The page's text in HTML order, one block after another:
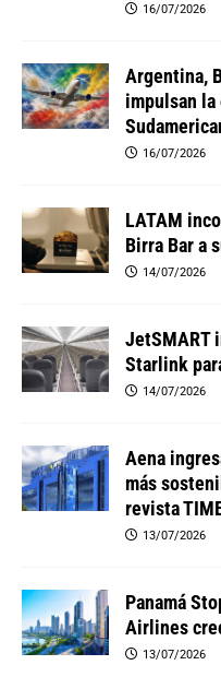
16/07/2026
Argentina,
impulsan
16/07/2026
LATAM
Birra Bar a
14/07/2026
JetSMART
Starlink
14/07/2026
Aena
más
revista
13/07/2026
Panamá
Airlines
13/07/2026